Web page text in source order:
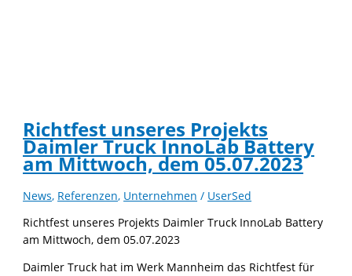
Richtfest unseres Projekts
Daimler Truck InnoLab Battery
am Mittwoch, dem 05.07.2023
News, Referenzen, Unternehmen / UserSed
Richtfest unseres Projekts Daimler Truck InnoLab Battery
am Mittwoch, dem 05.07.2023
Daimler Truck hat im Werk Mannheim das Richtfest für